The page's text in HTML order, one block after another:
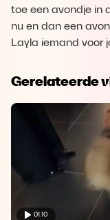
toe een avondje in
nu en dan een
Layla iemand voor
Gerelateerde
01:10